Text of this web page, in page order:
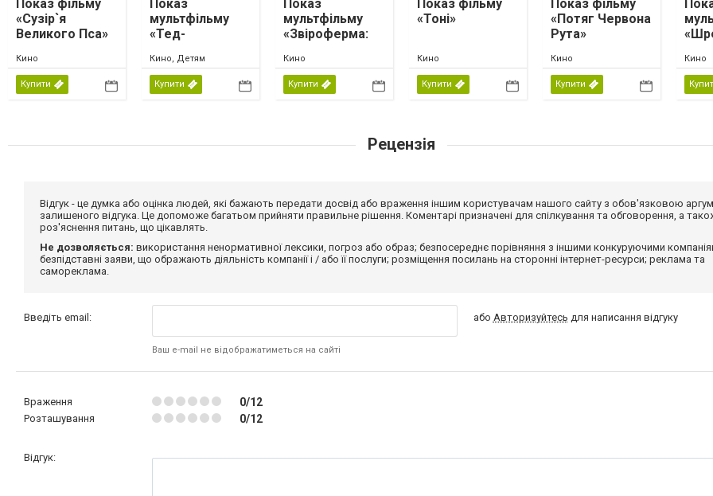
Показ фільму
«Сузір`я
Великого Пса»
Кино
Купити
Показ
мультфільму
«Тед-
магічна лампа»
Кино, Детям
Купити
Показ
мультфільму
«Звіроферма:
виживання»
Кино
Купити
Показ фільму
«Тоні»
Кино
Купити
Показ фільму
«Потяг Червона
Рута»
Кино
Купити
Кино
Рецензія
Відгук - це думка або оцінка людей, які бажають передати досвід або враження іншим користувачам нашого сайту з обов'язковою
залишеного відгука. Це допоможе багатьом прийняти правильне рішення. Коментарі призначені для спілкування та обговорення, а
роз'яснення питань, що цікавлять.
Не дозволяється: використання ненормативної лексики, погроз або образ; безпосереднє порівняння з іншими конкуруючими
безпідставні заяви, що ображають діяльність компанії і / або її послуги; розміщення посилань на сторонні інтернет-ресурси; реклама та
самореклама.
Введіть email:
Ваш e-mail не відображатиметься на сайті
або Авторизуйтесь для написання відгуку
Враження 0/12
Розташування 0/12
Відгук: